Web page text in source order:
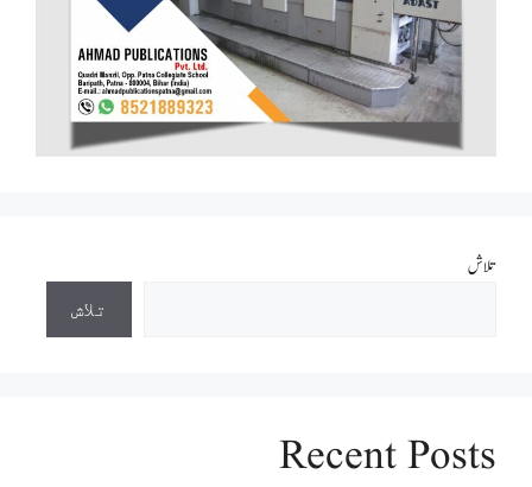
تلاش
تلاش
Recent Posts